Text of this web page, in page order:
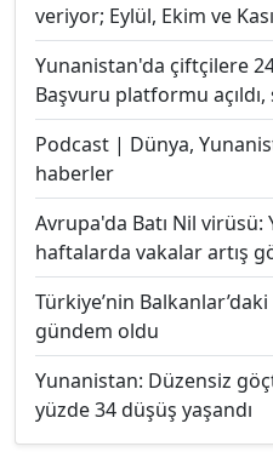
veriyor; Eylül, Ekim ve
Yunanistan'da çiftçilere
Başvuru platformu
Podcast | Dünya,
haberler
Avrupa'da Batı Nil virüsü:
haftalarda vakalar artış
Türkiye’nin
gündem oldu
Yunanistan: Düzensiz
yüzde 34 düşüş yaşandı